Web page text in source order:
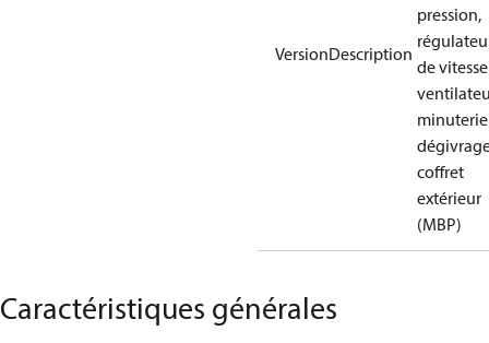
VersionDescription
pression,
de
coffret
extérieur
(MBP)
Caractéristiques générales